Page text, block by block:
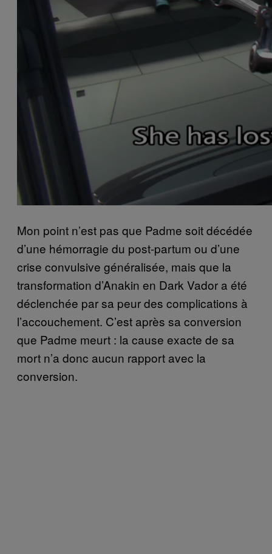
Mon point n’est pas que Padme soit décédée
d’une hémorragie du post-partum ou d’une
crise convulsive généralisée, mais que la
transformation d’Anakin en Dark Vador a été
déclenchée par sa peur des complications à
l’accouchement. C’est après sa conversion
que Padme meurt : la cause exacte de sa
mort n’a donc aucun rapport avec la
conversion.